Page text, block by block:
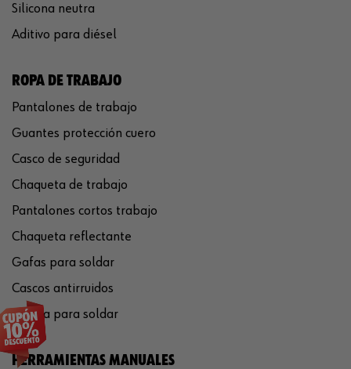
Silicona neutra
Aditivo para diésel
ROPA DE TRABAJO
Pantalones de trabajo
Guantes protección cuero
Casco de seguridad
Chaqueta de trabajo
Pantalones cortos trabajo
Chaqueta reflectante
Gafas para soldar
Cascos antirruidos
Careta para soldar
HERRAMIENTAS MANUALES